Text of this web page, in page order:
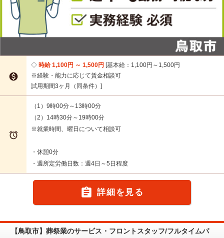

時給 1,100円 ～ 1,500円 基本給：1,100円～1,500円
※経験・能力に応じて賃金相談可
試用期間3ヶ月（同条件）

（1）9時00分～13時00分
（2）14時30分～19時00分
※就業時間、曜日について相談可
・休憩0分
・週所定労働日数：週4日～5日程度
 詳細を見る
【鳥取市】葬祭業のサービス・フロントスタッフ/フルタイムパ